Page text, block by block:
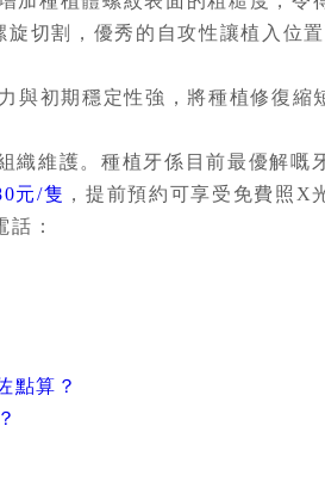
割，優秀的自攻性讓植入位置
初期穩定性強，將種植修復縮
維護。種植牙係目前最優解嘅牙
元/隻 ，提前預約可享受免費照X
：
點算？